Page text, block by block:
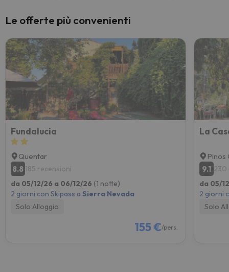
Le offerte più convenienti
Fundalucia
Quentar
8.8 185 recensioni
da 05/12/26 a 06/12/26 (1 notte)
2 giorni con Skipass a Sierra Nevada
Solo Alloggio
155 €/pers.
La
Pinos
9.1 230
da 05/
2 giorni
Solo